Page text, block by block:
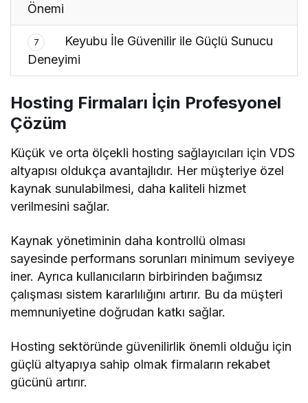
Önemi
7
Keyubu İle Güvenilir ile Güçlü Sunucu
Deneyimi
Hosting Firmaları İçin Profesyonel
Çözüm
Küçük ve orta ölçekli hosting sağlayıcıları için VDS
altyapısı oldukça avantajlıdır. Her müşteriye özel
kaynak sunulabilmesi, daha kaliteli hizmet
verilmesini sağlar.
Kaynak yönetiminin daha kontrollü olması
sayesinde performans sorunları minimum seviyeye
iner. Ayrıca kullanıcıların birbirinden bağımsız
çalışması sistem kararlılığını artırır. Bu da müşteri
memnuniyetine doğrudan katkı sağlar.
Hosting sektöründe güvenilirlik önemli olduğu için
güçlü altyapıya sahip olmak firmaların rekabet
gücünü artırır.